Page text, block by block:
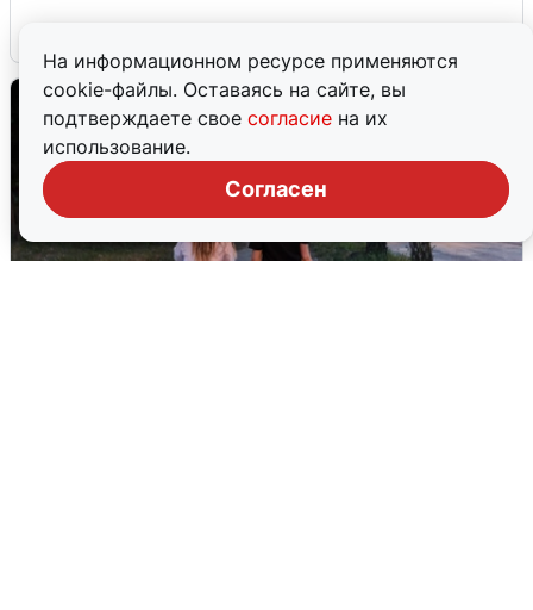
На информационном ресурсе применяются
cookie-файлы. Оставаясь на сайте, вы
подтверждаете свое согласие на их
использование.
Согласен